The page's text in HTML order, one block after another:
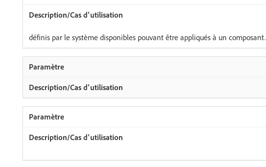
définis par le système disponibles pouvant être appliqués à un composant.